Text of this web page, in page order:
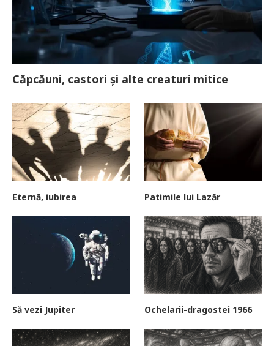
Căpcăuni, castori și alte creaturi mitice
Eternă, iubirea Patimile lui Lazăr
Să vezi Jupiter Ochelarii-dragostei 1966